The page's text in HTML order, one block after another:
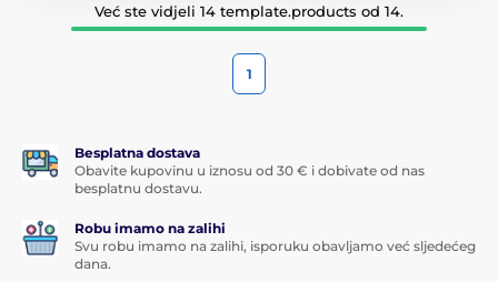
Već ste vidjeli 14 template.products od 14.
1
Besplatna dostava
Obavite kupovinu u iznosu od 30 € i dobivate od nas
besplatnu dostavu.
Robu imamo na zalihi
Svu robu imamo na zalihi, isporuku obavljamo već sljedećeg
dana.